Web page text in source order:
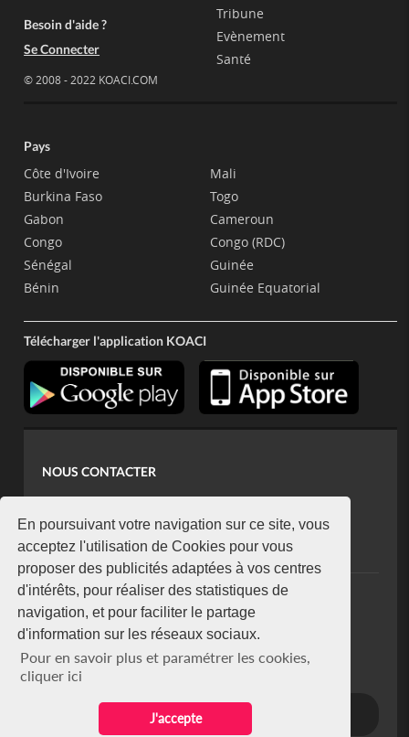
En poursuivant votre navigation sur ce site, vous
acceptez l'utilisation de Cookies pour vous
proposer des publicités adaptées à vos centres
d'intérêts, pour réaliser des statistiques de
navigation, et pour faciliter le partage
d'information sur les réseaux sociaux.
Pour en savoir plus et paramétrer les cookies,
cliquer ici
J'accepte
Besoin d'aide ?
Se Connecter
© 2008 - 2022 KOACI.COM
Tribune
Evènement
Santé
Pays
Côte d'Ivoire
Burkina Faso
Gabon
Congo
Sénégal
Bénin
Mali
Togo
Cameroun
Congo (RDC)
Guinée
Guinée Equatorial
Télécharger l'application KOACI
NOUS CONTACTER
koaci@yahoo.fr
+225 07 08 85 52 93
NEWSLETTER
Restez connecté via notre newsletter
S'abonner
Se désabonner